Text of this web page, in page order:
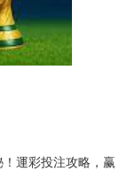
運彩投注攻略，赢